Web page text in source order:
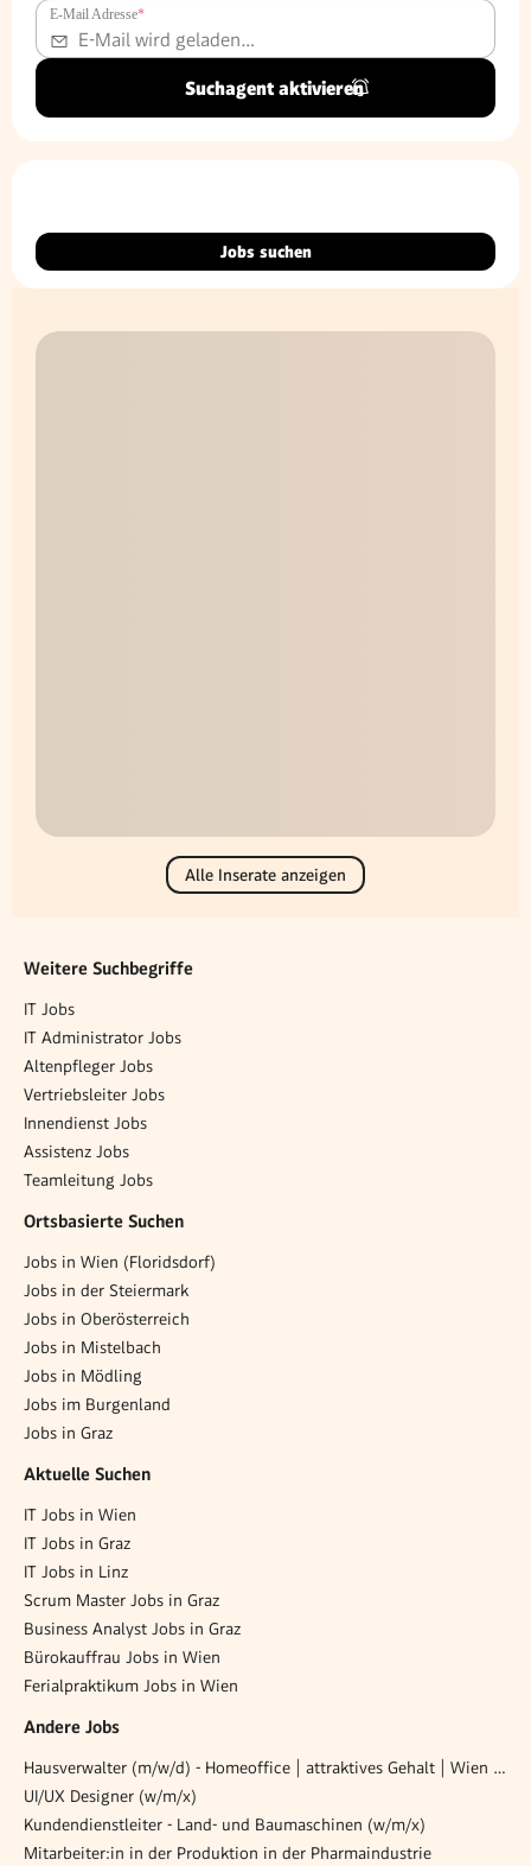
E-Mail Adresse*
Suchagent aktivieren
Jobs suchen
Alle Inserate anzeigen
Weitere Suchbegriffe
IT Jobs
IT Administrator Jobs
Altenpfleger Jobs
Vertriebsleiter Jobs
Innendienst Jobs
Assistenz Jobs
Teamleitung Jobs
Ortsbasierte Suchen
Jobs in Wien (Floridsdorf)
Jobs in der Steiermark
Jobs in Oberösterreich
Jobs in Mistelbach
Jobs in Mödling
Jobs im Burgenland
Jobs in Graz
Aktuelle Suchen
IT Jobs in Wien
IT Jobs in Graz
IT Jobs in Linz
Scrum Master Jobs in Graz
Business Analyst Jobs in Graz
Bürokauffrau Jobs in Wien
Ferialpraktikum Jobs in Wien
Andere Jobs
Hausverwalter (m/w/d) - Homeoffice | attraktives Gehalt | Wien 1010
UI/UX Designer (w/m/x)
Kundendienstleiter - Land- und Baumaschinen (w/m/x)
Mitarbeiter:in in der Produktion in der Pharmaindustrie